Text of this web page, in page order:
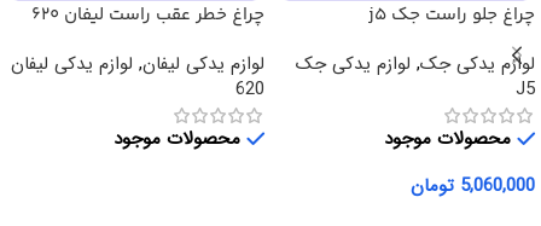
چراغ جلو راست جک j5
لوازم یدکی جک, لوازم یدکی جک
J5
محصولات موجود
5,060,000 تومان
چراغ خطر عقب راست لیفان 620
لوازم یدکی لیفان, لوازم یدکی لیفان
620
محصولات موجود